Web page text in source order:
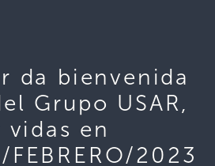
da bienvenida
Grupo USAR,
vidas en
2023